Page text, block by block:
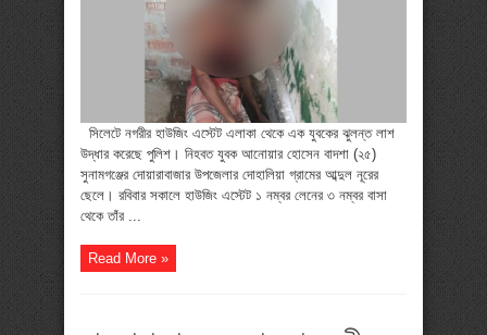
সিলেটে নগরীর হাউজিং এস্টেট এলাকা থেকে এক যুবকের ঝুলন্ত লাশ
উদ্ধার করেছে পুলিশ। নিহবত যুবক আনোয়ার হোসেন বাদশা (২৫)
সুনামগঞ্জের দোয়ারাবাজার উপজেলার দোহালিয়া গ্রামের আব্দুল নূরের
ছেলে। রবিবার সকালে হাউজিং এস্টেট ১ নম্বর লেনের ৩ নম্বর বাসা
থেকে তাঁর ...
Read More »